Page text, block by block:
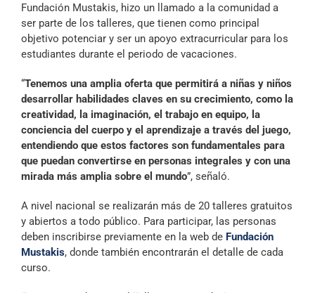
Fundación Mustakis, hizo un llamado a la comunidad a
ser parte de los talleres, que tienen como principal
objetivo potenciar y ser un apoyo extracurricular para los
estudiantes durante el periodo de vacaciones.
“Tenemos una amplia oferta que permitirá a niñas y niños
desarrollar habilidades claves en su crecimiento, como la
creatividad, la imaginación, el trabajo en equipo, la
conciencia del cuerpo y el aprendizaje a través del juego,
entendiendo que estos factores son fundamentales para
que puedan convertirse en personas integrales y con una
mirada más amplia sobre el mundo”, señaló.
A nivel nacional se realizarán más de 20 talleres gratuitos
y abiertos a todo público. Para participar, las personas
deben inscribirse previamente en la web de Fundación
Mustakis, donde también encontrarán el detalle de cada
curso.